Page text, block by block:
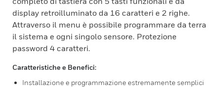
display retroilluminato da 16 caratteri e 2 righe.
Attraverso il menu è possibile programmare da terra
il sistema e ogni singolo sensore. Protezione
password 4 caratteri.
Caratteristiche e Benefici:
Installazione e programmazione estremamente semplici